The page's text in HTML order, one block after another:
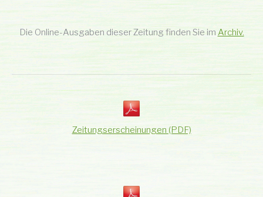
Die Online-Ausgaben dieser Zeitung finden Sie im Archiv.
Zeitungserscheinungen (PDF)